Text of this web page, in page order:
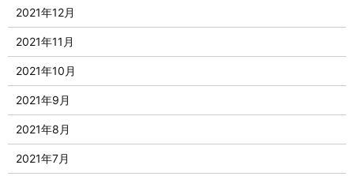
2021年12月
2021年11月
2021年10月
2021年9月
2021年8月
2021年7月